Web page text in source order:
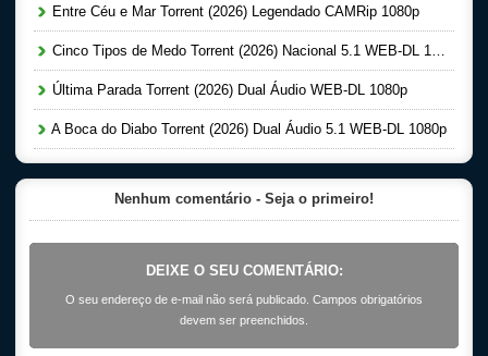
Entre Céu e Mar Torrent (2026) Legendado CAMRip 1080p
Cinco Tipos de Medo Torrent (2026) Nacional 5.1 WEB-DL 1080p
Última Parada Torrent (2026) Dual Áudio WEB-DL 1080p
A Boca do Diabo Torrent (2026) Dual Áudio 5.1 WEB-DL 1080p
Nenhum comentário - Seja o primeiro!
DEIXE O SEU COMENTÁRIO:
O seu endereço de e-mail não será publicado. Campos obrigatórios
devem ser preenchidos.